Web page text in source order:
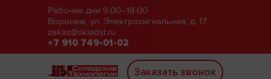
Рабочие дни 9.00–18.00
Воронеж, ул. Электросигнальная, д. 17
zakaz@skladst.ru
+7 910 749-01-02
Заказать звонок